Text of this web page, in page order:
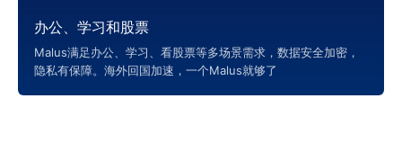
办公、学习和股票
Malus满足办公、学习、看股票等多场景需求，数据安全加密，
隐私有保障。海外回国加速，一个Malus就够了